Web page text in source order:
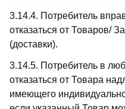
3.14.4. Потребитель
отказаться от Товаров/
(доставки).
3.14.5. Потребитель в
отказаться от Товара
имеющего